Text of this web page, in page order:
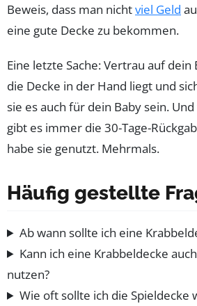
Beweis, dass man nichtviel Geld
eine gute Decke zu bekommen.
Eine letzte Sache: Vertrau auf dein
die Decke in der Hand liegt und
sie es auch für dein Baby sein.
gibt es immer die 30-Tage-
habe sie genutzt. Mehrmals.
Häufig gestellte
Ab wann sollte ich eine
Kann ich eine Krabbeldecke
nutzen?
Wie oft sollte ich die Spieldecke